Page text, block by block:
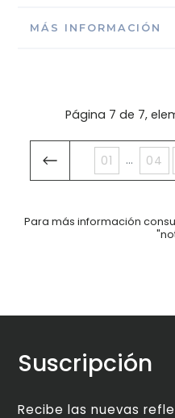
MÁS INFORMACIÓN
Página 7 de 7,
01 ... 04
Para más información
Suscripción
Recibe las nuevas